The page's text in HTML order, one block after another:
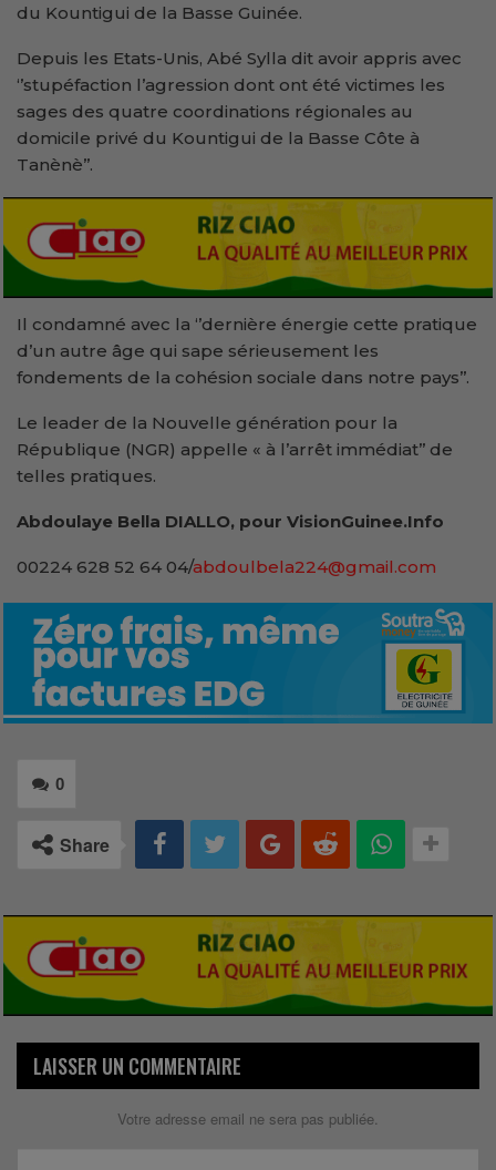
du Kountigui de la Basse Guinée.
Depuis les Etats-Unis, Abé Sylla dit avoir appris avec
‘’stupéfaction l’agression dont ont été victimes les
sages des quatre coordinations régionales au
domicile privé du Kountigui de la Basse Côte à
Tanènè’’.
Il condamné avec la ‘’dernière énergie cette pratique
d’un autre âge qui sape sérieusement les
fondements de la cohésion sociale dans notre pays’’.
Le leader de la Nouvelle génération pour la
République (NGR) appelle « à l’arrêt immédiat’’ de
telles pratiques.
Abdoulaye Bella DIALLO, pour VisionGuinee.Info
00224 628 52 64 04/abdoulbela224@gmail.com
0
Share
LAISSER UN COMMENTAIRE
Votre adresse email ne sera pas publiée.